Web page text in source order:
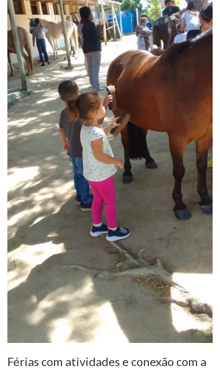
Férias com atividades e conexão com a